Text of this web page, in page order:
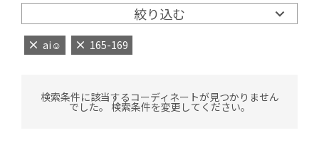
絞り込む
ai‪‪☺︎‬ 165-169
検索条件に該当するコーディネートが見つかりません
でした。 検索条件を変更してください。